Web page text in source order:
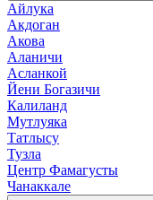
Айлука
Акдоган
Акова
Аланичи
Асланкой
Йени Богазичи
Калиланд
Мутлуяка
Татлысу
Тузла
Центр Фамагусты
Чанаккале